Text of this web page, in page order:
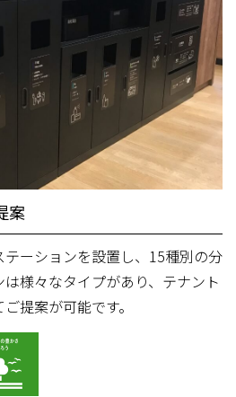
案
ーションを設置し、15種別の分
様々なタイプがあり、テナント
提案が可能です。